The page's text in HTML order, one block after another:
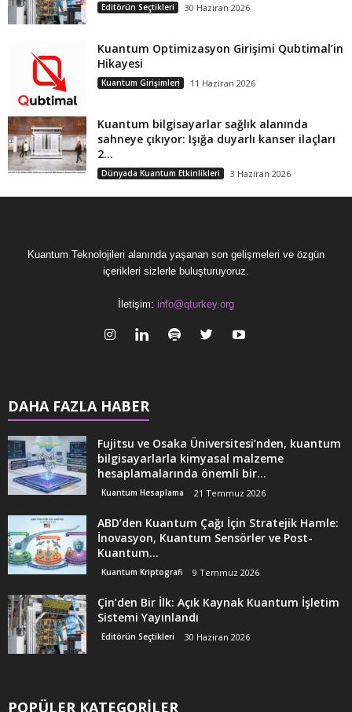
Editörün Seçtikleri 30 Haziran 2026
Kuantum Optimizasyon Girişimi Qubtimal’in
Hikayesi
Kuantum Girişimleri 11 Haziran 2026
Kuantum bilgisayarlar sağlık alanında
sahneye çıkıyor: Işığa duyarlı kanser ilaçları
2...
Dünyada Kuantum Etkinlikleri 3 Haziran 2026
Kuantum Teknolojileri alanında yaşanan son gelişmeleri ve özgün
içerikleri sizlerle buluşturuyoruz.
İletişim: info@qturkey.org
DAHA FAZLA HABER
Fujitsu ve Osaka Üniversitesi’nden, kuantum
bilgisayarlarla kimyasal malzeme
hesaplamalarında önemli bir...
Kuantum Hesaplama 21 Temmuz 2026
ABD’den Kuantum Çağı İçin Stratejik Hamle:
İnovasyon, Kuantum Sensörler ve Post-
Kuantum...
Kuantum Kriptografi 9 Temmuz 2026
Çin’den Bir İlk: Açık Kaynak Kuantum İşletim
Sistemi Yayınlandı
Editörün Seçtikleri 30 Haziran 2026
POPÜLER KATEGORİLER